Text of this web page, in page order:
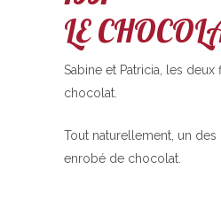
LE
Sabine et Patricia, les
chocolat.
Tout naturellement, un
enrobé de chocolat.